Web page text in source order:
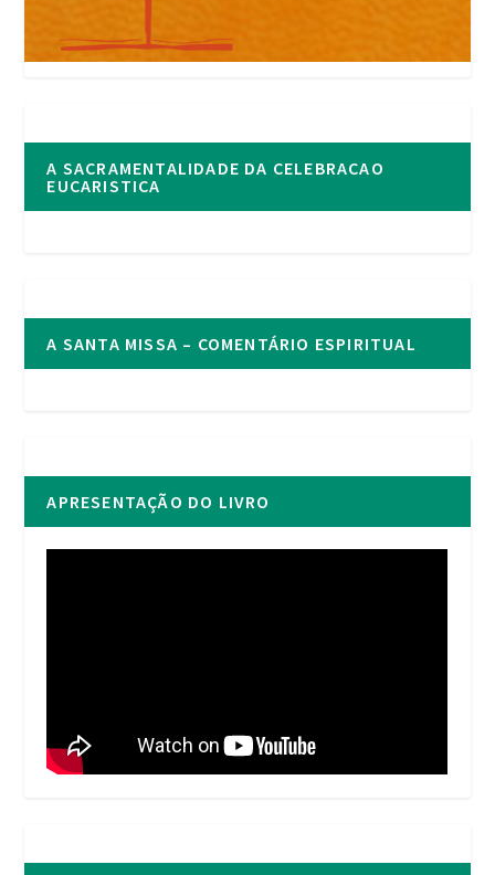
A SACRAMENTALIDADE DA CELEBRACAO
EUCARISTICA
A SANTA MISSA – COMENTÁRIO ESPIRITUAL
APRESENTAÇÃO DO LIVRO